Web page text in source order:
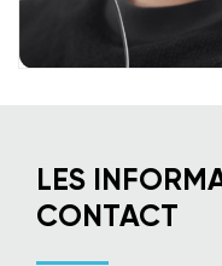
LES
CONTACT